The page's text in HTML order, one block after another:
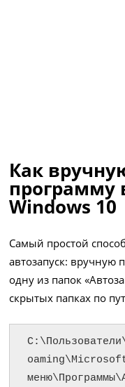
Как
программу
Windows 10
Самый простой
автозапуск: вручную
одну из папок
скрытых папках по